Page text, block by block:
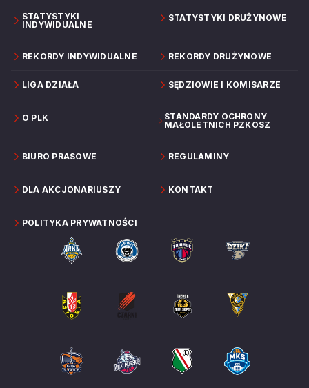
STATYSTYKI
INDYWIDUALNE
STATYSTYKI DRUŻYNOWE
REKORDY INDYWIDUALNE REKORDY DRUŻYNOWE
LIGA DZIAŁA SĘDZIOWIE I KOMISARZE
O PLK
STANDARDY OCHRONY
MAŁOLETNICH PZKOSZ
BIURO PRASOWE REGULAMINY
DLA AKCJONARIUSZY KONTAKT
POLITYKA PRYWATNOŚCI